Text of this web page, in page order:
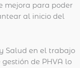
mejora para poder
al inicio del
Salud en el trabajo
gestión de PHVA lo